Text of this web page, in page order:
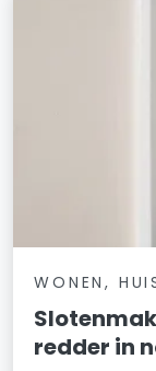
WONEN,
redder in